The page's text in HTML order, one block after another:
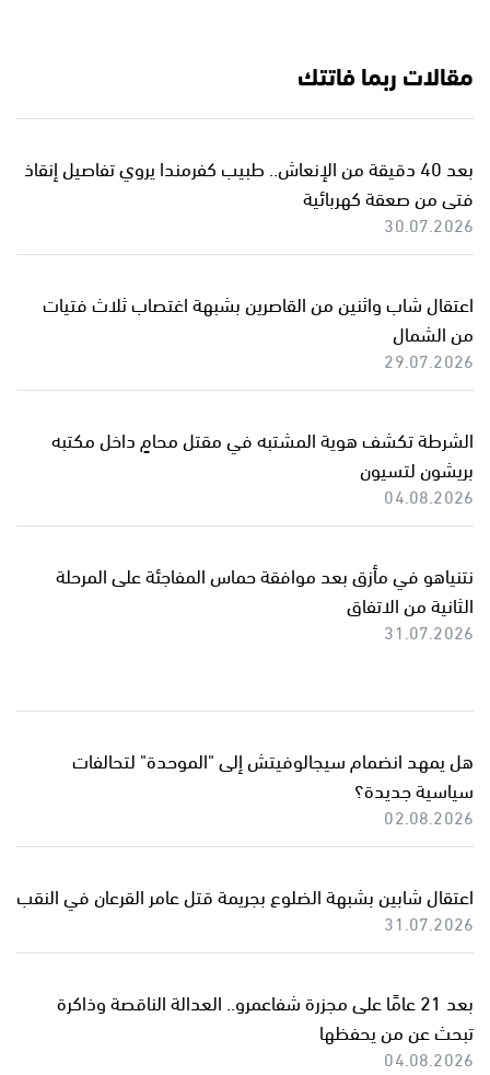
مقالات ربما فاتتك
بعد 40 دقيقة من الإنعاش.. طبيب كفرمندا يروي تفاصيل إنقاذ
فتى من صعقة كهربائية
30.07.2026
اعتقال شاب واثنين من القاصرين بشبهة اغتصاب ثلاث فتيات
من الشمال
29.07.2026
الشرطة تكشف هوية المشتبه في مقتل محامٍ داخل مكتبه
بريشون لتسيون
04.08.2026
نتنياهو في مأزق بعد موافقة حماس المفاجئة على المرحلة
الثانية من الاتفاق
31.07.2026
هل يمهد انضمام سيجالوفيتش إلى "الموحدة" لتحالفات
سياسية جديدة؟
02.08.2026
اعتقال شابين بشبهة الضلوع بجريمة قتل عامر القرعان في النقب
31.07.2026
بعد 21 عامًا على مجزرة شفاعمرو.. العدالة الناقصة وذاكرة
تبحث عن من يحفظها
04.08.2026